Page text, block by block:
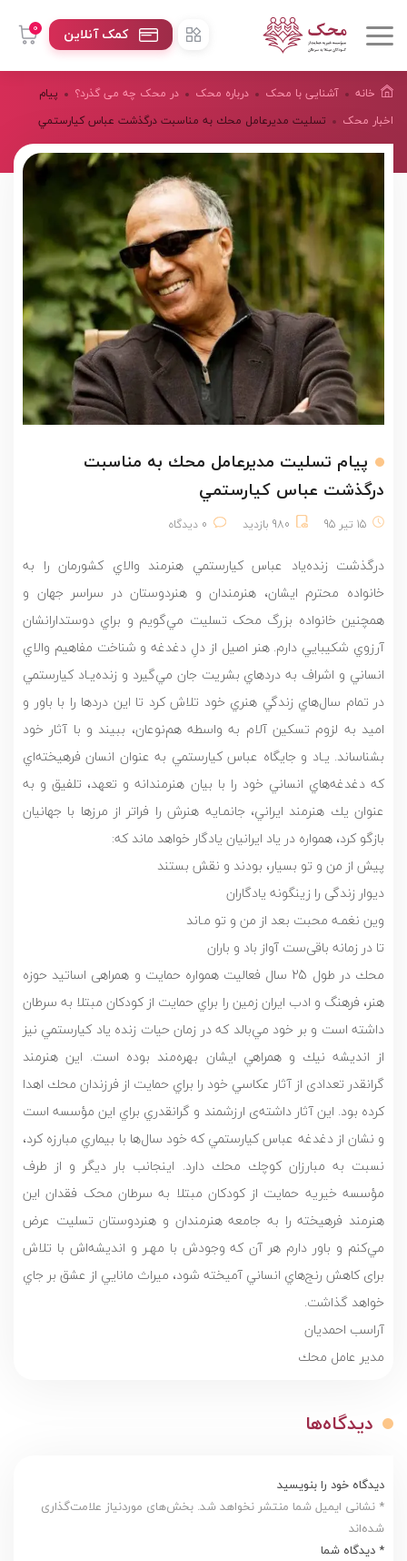
0 کمک آنلاین
خانه آشنایی با محک درباره محک
در محک چه می گذرد؟
اخبار محک
پيام
تسليت مديرعامل محك به مناسبت درگذشت عباس كيارستمي
پيام تسليت مديرعامل محك به مناسبت
درگذشت عباس كيارستمي
15 تیر 95 980 بازدید 0 دیدگاه
درگذشت زنده‌ياد عباس كيارستمي هنرمند والاي كشورمان را به
خانواده محترم ايشان، هنرمندان و هنردوستان در سراسر جهان و
همچنین خانواده بزرگ محک تسلیت مي‌گويم و براي دوستدارانشان
آرزوي شكيبايي دارم. هنر اصيل از دلِ دغدغه و شناخت مفاهيم والاي
انساني و اشراف به دردهاي بشريت جان مي‌گيرد و زنده‌يـاد كيارستمي
در تمام سال‌هاي زندگي هنري خود تلاش كرد تا اين دردها را با باور و
اميد به لزوم تسكين آلام به واسطه هم‌نوعان، ببيند و با آثار خود
بشناساند. يـاد و جايگاه عباس كيارستمي به عنوان انسان فرهيخته‌اي
كه دغدغه‌هاي انساني خود را با بيان هنرمندانه و تعهد، تلفيق و به
عنوان يك هنرمند ايراني، جانمـايه هنرش را فراتر از مرزها با جهانيان
بازگو كرد، همواره در ياد ايرانيان يادگار خواهد ماند كه:
پیش از من و تو بسیار، بودند و نقش بستند
دیوار زندگی را زینگونه یادگاران
وین نغمـه محبت بعد از من و تو مـاند
تا در زمانه باقی‌ست آواز باد و باران
محك در طول 25 سال فعاليت همواره حمایت و همراهی اساتید حوزه
هنر، فرهنگ و ادب ایران زمین را براي حمايت از كودكان مبتلا به سرطان
داشته است و بر خود مي‌بالد که در زمان حيات زنده ياد كيارستمي نيز
از انديشه نيك و همراهي ايشان بهره‌مند بوده است. اين هنرمند
گرانقدر تعدادی از آثار عكاسي خود را براي حمايت از فرزندان محك اهدا
کرده بود. این آثار داشته‌ی ارزشمند و گرانقدري براي اين مؤسسه است
و نشان از دغدغه عباس كيارستمي كه خود سال‌ها با بيماري مبارزه کرد،
نسبت به مبارزان كوچك محك دارد. اینجانب بار ديگر و از طرف
مؤسسه خیریه حمایت از کودکان مبتلا به سرطان محک فقدان این
هنرمند فرهیخته را به جامعه هنرمندان و هنردوستان تسلیت عرض
مي‌كنم و باور دارم هر آن كه وجودش با مهـر‌ و انديشه‌اش با تلاش
برای کاهش رنج‌هاي انساني آميخته شود، ميراث مانايي از عشق بر جاي
خواهد گذاشت.
آراسب احمديان
مدير عامل محك
دیدگاه‌ها
دیدگاه خود را بنویسید
* نشانی ایمیل شما منتشر نخواهد شد. بخش‌های موردنیاز علامت‌گذاری
شده‌اند
* دیدگاه شما